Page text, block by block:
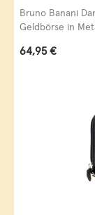
Leder,
Bruno Banani
Geldbörse in
Regulärer
64,95 €